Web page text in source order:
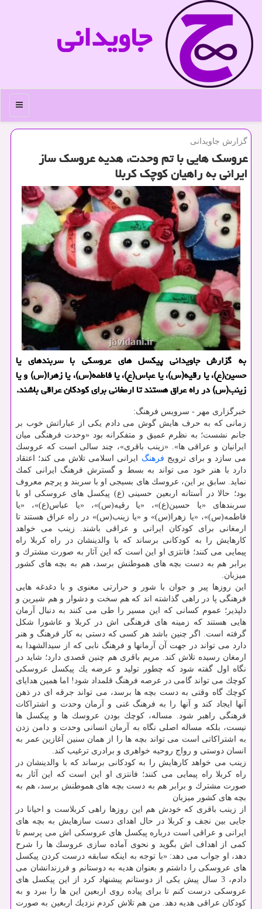
جاویدانی
منو
گزارش جاویدانی
عروسك هایی با تم وحدت، هدیه عروسك ساز
ایرانی به راهیان كوچك كربلا
به گزارش جاویدانی پیكسل های عروسكی با سربندهای یا
حسین(ع)، یا رقیه(س)، یا عباس(ع)، یا فاطمه(س)، یا زهرا(س) و یا
زینب(س) در راه عراق هستند تا ارمغانی برای كودكان عراقی باشند.
خبرگزاری مهر - سرویس فرهنگ:
زمانی كه به حرف هایش گوش می دادم یكی از عباراتش خوب بر
جانم نشست؛ به نظرم عمیق و متفكرانه بود «وحدت فرهنگی میان
ایرانیان و عراقی ها». «زینب باقری»، چند سالی است كه عروسك
می سازد و برای ترویج فرهنگ ایرانی اسلامی تلاش می كند؛ اعتقاد
دارد با هنر خود می تواند به بسط و گسترش فرهنگ ایرانی كمك
نماید. سابق بر این، عروسك های بسیجی او با سربند و پرچم معروف
بود؛ حالا در آستانه اربعین حسینی (ع) پیكسل های عروسكی او با
سربندهای «یا حسین(ع)»، «یا رقیه(س)»، «یا عباس(ع)»، «یا
فاطمه(س)»، «یا زهرا(س)» و «یا زینب(س)» در راه عراق هستند تا
ارمغانی برای كودكان ایرانی و عراقی باشند. زینب می خواهد
كارهایش را به كودكانی برساند كه با والدینشان در راه كربلا راه
پیمایی می كنند؛ فانتزی او این است كه این آثار به صورت مشترك و
برابر هم به دست بچه های هموطنش برسد، هم به بچه های كشور
میزبان.
این روزها پیر و جوان با شور و حرارتی معنوی و با دغدغه هایی
فرهنگی پا در راهی گذاشته اند كه هم سخت و دشوار و هم شیرین و
دلپذیر؛ عموم كسانی كه این مسیر را طی می كنند به دنبال آرمان
هایی هستند كه زمینه های فرهنگی اش در كربلا و عاشورا شكل
گرفته است. اگر چنین باشد هر كسی كه دستی به كار فرهنگ و هنر
دارد می تواند در جهت آن آرمانها و فرهنگ نابی كه از سیدالشهدا به
ارمغان رسیده تلاش كند. مریم باقری هم چنین قصدی دارد؛ شاید در
نگاه اول گفته شود كه چطور تولید و عرضه یك پیكسل عروسكی
كوچك می تواند گامی در عرصه فرهنگ قلمداد شود! اما همین هدایای
كوچك گاه وقتی به دست بچه ها برسد، می تواند جرقه ای در ذهن
آنها ایجاد كند و آنها را به فرهنگ غنی و آرمان وحدت و اشتراكات
فرهنگی راهبر شود. مساله، كوچك بودن عروسك ها و پیكسل ها
نیست، بلكه مساله اصلی نگاه به آرمان انسانی وحدت و دامن زدن
به اشتراكاتی است می تواند بچه ها را از همان سنین آغازین عمر به
انسان دوستی و رواج روحیه خواهری و برادری ترغیب كند.
زینب می خواهد كارهایش را به كودكانی برساند كه با والدینشان در
راه كربلا راه پیمایی می كنند؛ فانتزی او این است كه این آثار به
صورت مشترك و برابر هم به دست بچه های هموطنش برسد، هم به
بچه های كشور میزبان
از زینب باقری كه خودش هم این روزها راهی كربلاست و احیانا در
جایی بین نجف و كربلا در حال اهدای دست سازهایش به بچه های
ایرانی و عراقی است درباره پیكسل های عروسكی اش می پرسم تا
كمی از اهداف اش بگوید و نحوی آماده سازی عروسك ها را شرح
دهد، او جواب می دهد: «با توجه به اینكه سابقه درست كردن پیكسل
های عروسكی را داشتم و بعنوان هدیه به دوستانم و فرزندان‍شان می
دادم، 3 سال پیش یكی از دوستانم پیشنهاد كرد از این پیكسل های
عروسكی درست كنم تا برای پیاده روی اربعین این ها را ببرد و به
كودكان عراقی هدیه دهد. من هم تلاش كردم نزدیك اربعین به صورت